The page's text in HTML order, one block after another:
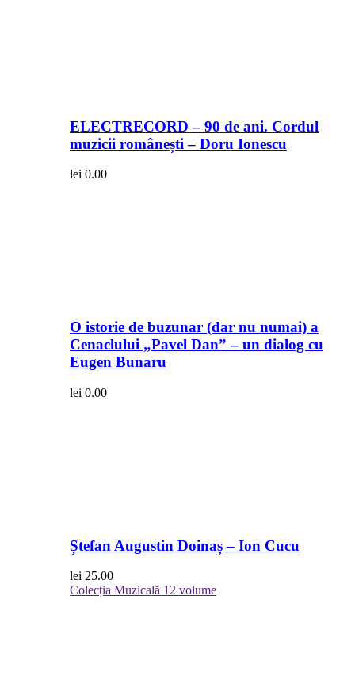
ELECTRECORD – 90 de ani. Cordul
muzicii românești – Doru Ionescu
lei 0.00
O istorie de buzunar (dar nu numai) a
Cenaclului „Pavel Dan” – un dialog cu
Eugen Bunaru
lei 0.00
Ștefan Augustin Doinaș – Ion Cucu
lei 25.00
Colecția Muzicală 12 volume